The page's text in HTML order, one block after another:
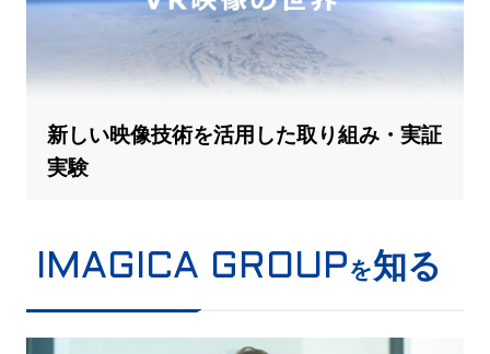
新しい映像技術を活用した取り組み・実証
実験
IMAGICA GROUPを知る